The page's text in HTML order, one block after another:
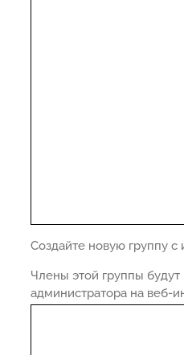
Создайте новую группу
Члены этой группы
администратора на веб-